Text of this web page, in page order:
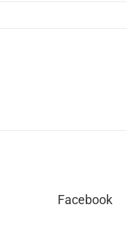
Facebook